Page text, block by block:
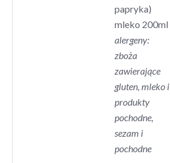
papryka)
mleko 200ml
alergeny:
zboża
zawierające
gluten, mleko i
produkty
pochodne,
sezam i
pochodne